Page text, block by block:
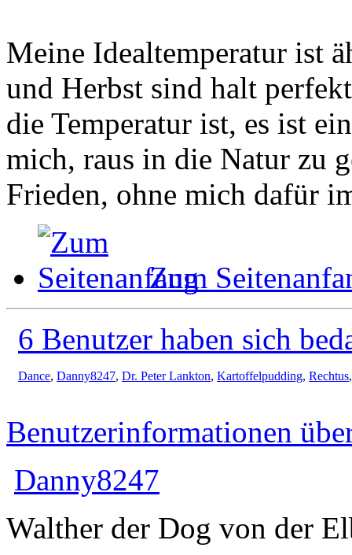
Meine Idealtemperatur ist
und Herbst sind halt
die Temperatur ist, es ist
mich, raus in die Natur zu
Frieden, ohne mich dafür
Zum
6 Benutzer haben sich
Dance, Danny8247, Dr. Peter Lankton, Kartoffelpudding, Rechtus
Benutzerinformationen
Danny8247
Walther der Dog von der